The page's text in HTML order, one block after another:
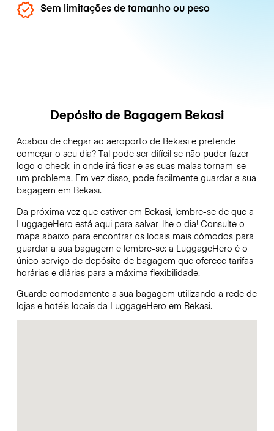
Sem limitações de tamanho ou peso
Depósito de Bagagem Bekasi
Acabou de chegar ao aeroporto de Bekasi e pretende
começar o seu dia? Tal pode ser difícil se não puder fazer
logo o check-in onde irá ficar e as suas malas tornam-se
um problema. Em vez disso, pode facilmente guardar a sua
bagagem em Bekasi.
Da próxima vez que estiver em Bekasi, lembre-se de que a
LuggageHero está aqui para salvar-lhe o dia! Consulte o
mapa abaixo para encontrar os locais mais cómodos para
guardar a sua bagagem e lembre-se: a LuggageHero é o
único serviço de depósito de bagagem que oferece tarifas
horárias e diárias para a máxima flexibilidade.
Guarde comodamente a sua bagagem utilizando a rede de
lojas e hotéis locais da LuggageHero em Bekasi.